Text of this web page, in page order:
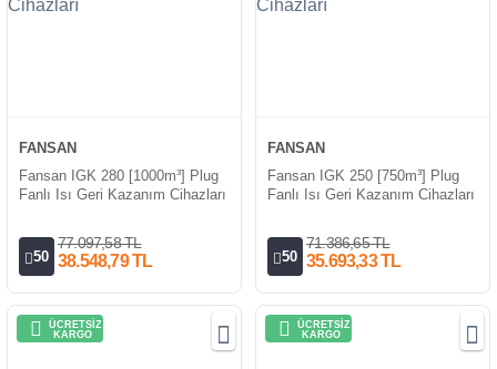
FANSAN
Fansan IGK 280 [1000m³] Plug
Fanlı Isı Geri Kazanım Cihazları
50
77.097,58 TL
38.548,79 TL
FANSAN
Fansan IGK 250 [750m³] Plug
Fanlı Isı Geri Kazanım Cihazları
50
71.386,65 TL
35.693,33 TL
ÜCRETSİZ
KARGO
ÜCRETSİZ
KARGO